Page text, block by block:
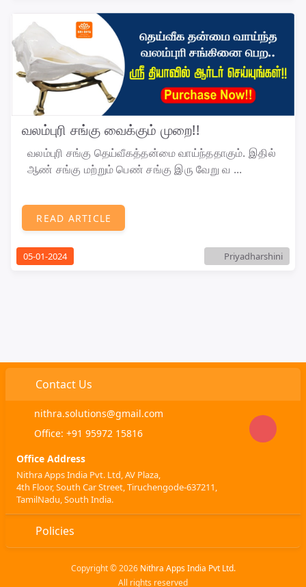
வலம்புரி சங்கு வைக்கும் முறை!!
வலம்புரி சங்கு தெய்வீகத்தன்மை வாய்ந்ததாகும். இதில்
ஆண் சங்கு மற்றும் பெண் சங்கு இரு வேறு வ ...
READ ARTICLE
05-01-2024 Priyadharshini
Contact Us
nithra.solutions@gmail.com
Office: +91 95972 15816
Office Address
Nithra Apps India Pvt. Ltd, AV Plaza,
4th Floor, South Car Street, Tiruchengode-637211,
TamilNadu, South India.
Policies
Copyright © 2026Nithra Apps India Pvt Ltd.
All rights reserved